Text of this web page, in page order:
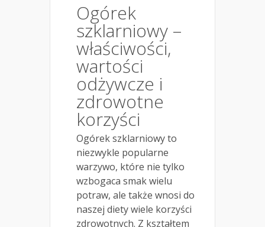
Ogórek
szklarniowy –
właściwości,
wartości
odżywcze i
zdrowotne
korzyści
Ogórek szklarniowy to
niezwykle popularne
warzywo, które nie tylko
wzbogaca smak wielu
potraw, ale także wnosi do
naszej diety wiele korzyści
zdrowotnych. Z kształtem